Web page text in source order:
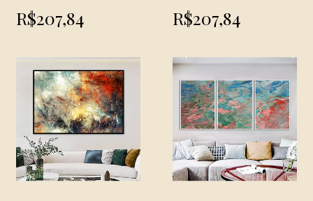
R$207,84 R$207,84